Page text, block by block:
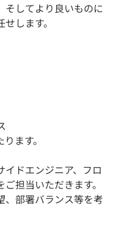
そしてより良いものに
します。
ます。
ドエンジニア、フロ
担当いただきます。
部署バランス等を考